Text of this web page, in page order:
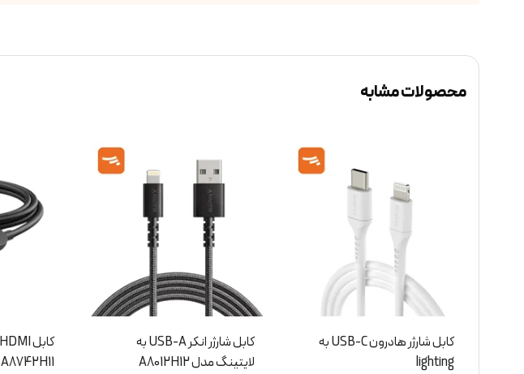
محصولات مشابه
کابل شارژر هادرون USB-C به
lighting
کابل شارژر انکر USB-A به
لایتینگ مدل A8012H12
A8742H11 به طول 1.8 متر